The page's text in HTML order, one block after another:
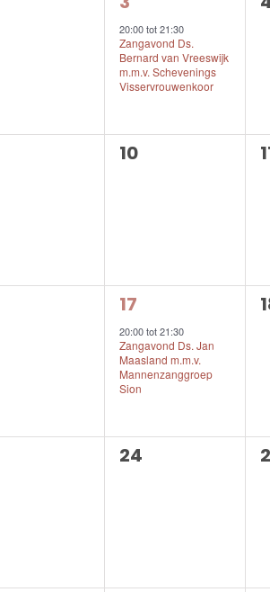
evenement,
20:00tot21:30
Zangavond Ds.
Bernard van Vreeswijk
m.m.v. Schevenings
Visservrouwenkoor
0
10
0
1
evenement,
17
20:00tot21:30
Zangavond Ds. Jan
Maasland m.m.v.
Mannenzanggroep
Sion
0
0
24
0